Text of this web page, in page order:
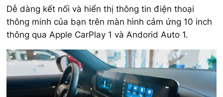
Dễ dàng kết nối và hiển thị thông tin điện thoại
thông minh của bạn trên màn hình cảm ứng 10 inch
thông qua Apple CarPlay 1 và Andorid Auto 1.